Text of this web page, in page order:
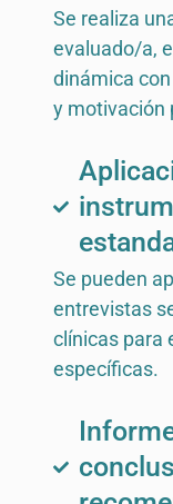
Se realiza
evaluado/a,
dinámica
y motivación
Se pueden
entrevistas
clínicas para
específicas.